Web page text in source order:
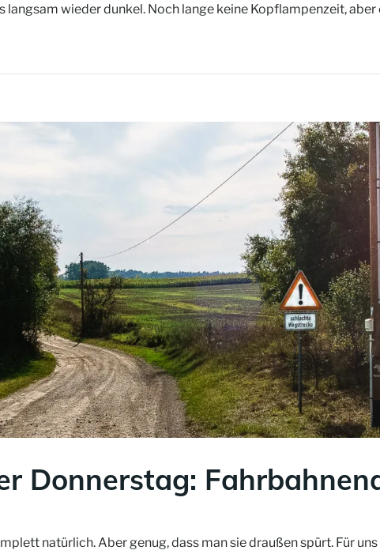
langsam wieder dunkel. Noch lange keine Kopflampenzeit,
Donnerstag:
natürlich. Aber genug, dass man sie draußen spürt. Für